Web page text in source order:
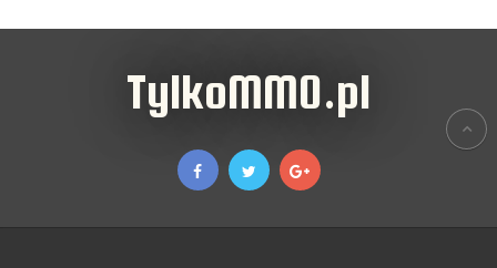
TylkoMMO.pl